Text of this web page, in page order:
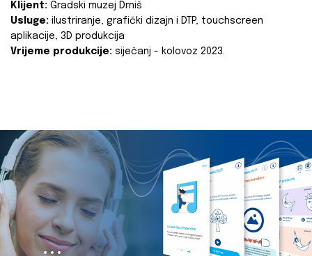
Klijent: Gradski muzej Drniš
Usluge: ilustriranje, grafički dizajn i DTP, touchscreen
aplikacije, 3D produkcija
Vrijeme produkcije: siječanj - kolovoz 2023.